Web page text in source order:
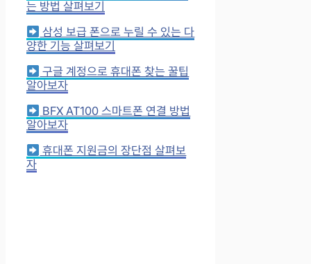
는 방법 살펴보기
삼성 보급 폰으로 누릴 수 있는 다
양한 기능 살펴보기
구글 계정으로 휴대폰 찾는 꿀팁
알아보자
BFX AT100 스마트폰 연결 방법
알아보자
휴대폰 지원금의 장단점 살펴보
자